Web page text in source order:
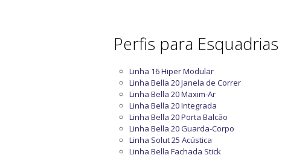
Perfis para Esquadrias
Linha 16 Hiper Modular
Linha Bella 20 Janela de Correr
Linha Bella 20 Maxim-Ar
Linha Bella 20 Integrada
Linha Bella 20 Porta Balcão
Linha Bella 20 Guarda-Corpo
Linha Solut 25 Acústica
Linha Bella Fachada Stick